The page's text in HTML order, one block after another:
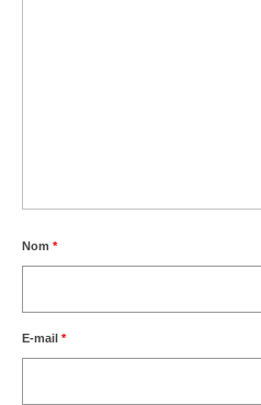
Nom *
E-mail *